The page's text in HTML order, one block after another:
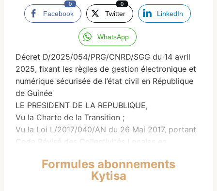
Facebook
0
Twitter
0
LinkedIn
WhatsApp
Décret D/2025/054/PRG/CNRD/SGG du 14 avril
2025, fixant les règles de gestion électronique et
numérique sécurisée de l’état civil en République
de Guinée
LE PRESIDENT DE LA REPUBLIQUE,
Vu la Charte de la Transition ;
Vu la Loi L/2017/040/AN du 26 Mai 2017, portant
Code Révisé des Collectivités Locales en
Vu la Loi L/2019/035/AN du 04 Juillet 2019,
portant Code Civil ; Vu la Loi L/2019/059/AN du
Formules abonnements
Kytisa